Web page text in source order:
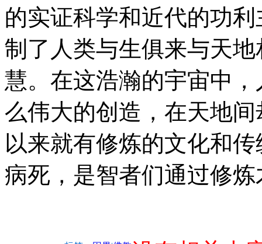
的实证科学和近代的功
制了人类与生俱来与天
慧。在这浩瀚的宇宙中
么伟大的创造，在天地
以来就有修炼的文化和
病死，是智者们通过修